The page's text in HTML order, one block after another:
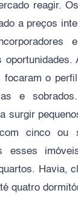
reagir.
a preços
oportunidades.
focaram o
e
surgir
cinco ou
esses
Havia,
quatro